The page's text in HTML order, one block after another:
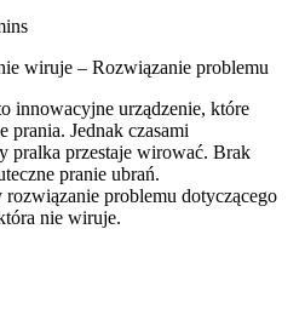
wiruje – Rozwiązanie problemu
innowacyjne urządzenie, które
prania. Jednak czasami
pralka przestaje wirować. Brak
pranie ubrań.
problemu dotyczącego
nie wiruje.